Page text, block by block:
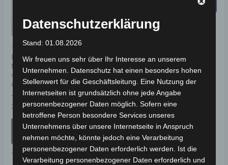
Kostenloser Versand
LKW-Planen-Abdeckung
für Volta VT5+ Pro – 100 %
wasserdicht, Made in
Germany
Bewertet
0
359,00€ *
AUSFÜHRUNG
WÄHLEN
Die
können
auf
der
Produktseite
gewählt
werden
Zubehör
Universal Quad/ ATV
Abdeckplane in Blau
Bewertet
mit
von
5
39,00 €
IN DEN WARENKORB
Zubehör
Datenschutzerklärung
Stand: 01.08.2026
Wir freuen uns sehr über Ihr Interesse an unserem
Unternehmen. Datenschutz hat einen besonders hohen
Stellenwert für die Geschäftsleitung. Eine Nutzung der
Internetseiten ist grundsätzlich ohne jede Angabe
personenbezogener Daten möglich. Sofern eine
betroffene Person besondere Services unseres
Unternehmens über unsere Internetseite in Anspruch
nehmen möchte, könnte jedoch eine Verarbeitung
personenbezogener Daten erforderlich werden. Ist die
Verarbeitung personenbezogener Daten erforderlich und